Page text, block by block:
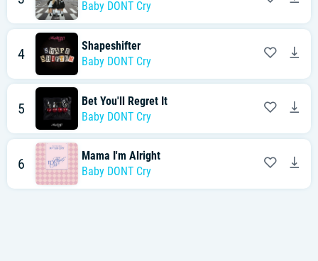
Baby DONT Cry
4
Shapeshifter
Baby DONT Cry
5
Bet You'll Regret It
Baby DONT Cry
6
Mama I'm Alright
Baby DONT Cry